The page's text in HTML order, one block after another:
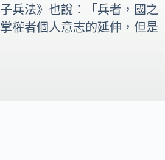
子兵法》也說：「兵者，國之
權者個人意志的延伸，但是